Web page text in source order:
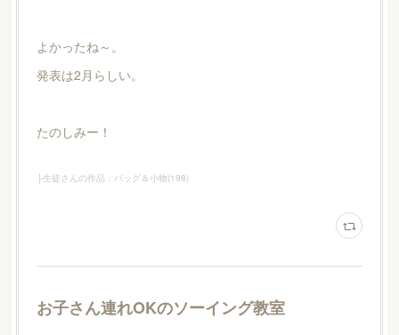
よかったね～。
発表は2月らしい。
たのしみー！
├生徒さんの作品：バッグ＆小物(198)
お子さん連れOKのソーイング教室